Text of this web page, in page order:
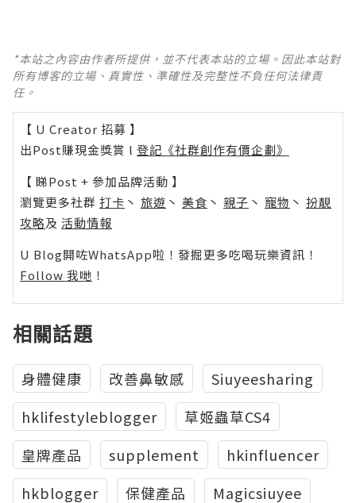
*本站之內容由作者所提供，並不代表本站的立場。因此本站對
所有博客的立場、真實性、準確性及完整性不負任何法律責
任。
【 U Creator 招募 】
出Post賺現金獎賞 l 登記《社群創作有價企劃》
【 睇Post + 參加品牌活動 】
瀏覽更多社群 打卡 丶 旅遊 丶 美食 丶 親子 丶 寵物 丶 扮靚
攻略及 活動情報
U Blog開咗WhatsApp啦！發掘更多吃喝玩樂資訊！
Follow 我哋 ！
相關話題
身體健康 改善鼻敏感
Siuyeesharing
hklifestyleblogger
草姬蟲草CS4
皇牌產品
supplement
hkinfluencer
hkblogger
保健產品
Magicsiuyee